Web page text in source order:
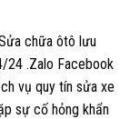
chữa ôtô lưu
24 .Zalo Facebook
vụ quy tín sửa xe
sự cố hỏng khẩn